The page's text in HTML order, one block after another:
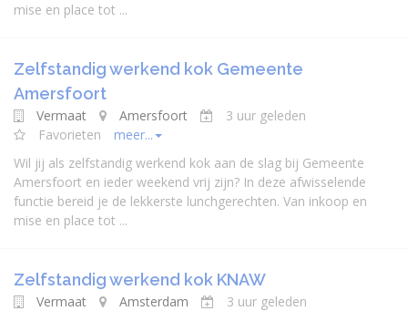
mise en place tot ...
Zelfstandig werkend kok Gemeente
Amersfoort
Vermaat Amersfoort
3 uur geleden
Favorieten
meer...
Wil jij als zelfstandig werkend kok aan de slag bij Gemeente
Amersfoort en ieder weekend vrij zijn? In deze afwisselende
functie bereid je de lekkerste lunchgerechten. Van inkoop en
mise en place tot ...
Zelfstandig werkend kok KNAW
Vermaat Amsterdam
3 uur geleden